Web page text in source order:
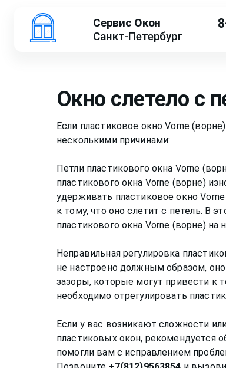
Сервис Окон
Санкт-Петербург
Окно слетело с
Если пластиковое окно Vorne
несколькими причинами:
Петли пластикового окна Vorne
пластикового окна Vorne (ворне)
удерживать пластиковое окно
к тому, что оно слетит с петель. В
пластикового окна Vorne (ворне) на
Неправильная регулировка
не настроено должным образом,
зазоры, которые могут привести к
необходимо отрегулировать
Если у вас возникают сложности
пластиковых окон, рекомендуется
помогли вам с исправлением